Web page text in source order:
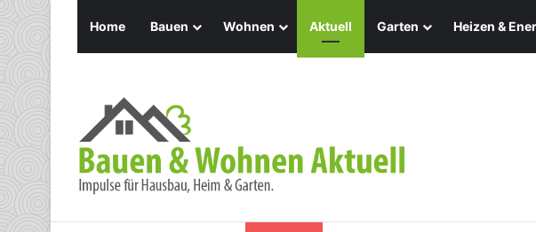
Home Bauen Wohnen Aktuell Garten Heizen &